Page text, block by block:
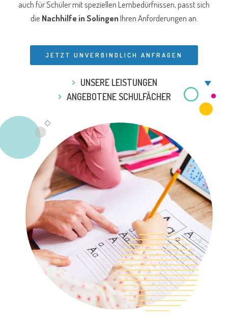
auch für Schüler mit speziellen Lernbedürfnissen, passt sich
die Nachhilfe in SolingenIhren Anforderungen an.
JETZT UNVERBINDLICH ANFRAGEN
UNSERE LEISTUNGEN
ANGEBOTENE SCHULFÄCHER